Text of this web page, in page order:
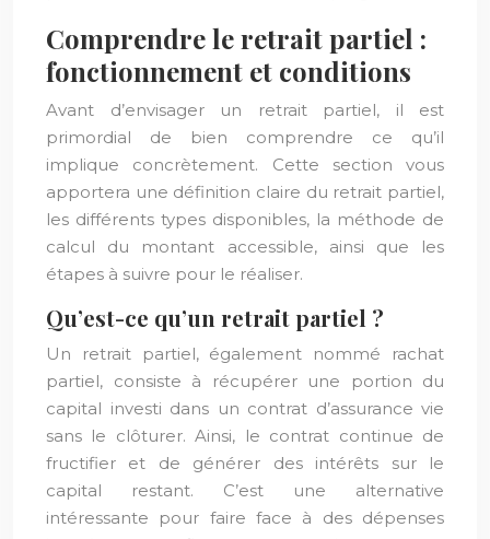
Comprendre le retrait partiel :
fonctionnement et conditions
Avant d’envisager un retrait partiel, il est
primordial de bien comprendre ce qu’il
implique concrètement. Cette section vous
apportera une définition claire du retrait partiel,
les différents types disponibles, la méthode de
calcul du montant accessible, ainsi que les
étapes à suivre pour le réaliser.
Qu’est-ce qu’un retrait partiel ?
Un retrait partiel, également nommé rachat
partiel, consiste à récupérer une portion du
capital investi dans un contrat d’assurance vie
sans le clôturer. Ainsi, le contrat continue de
fructifier et de générer des intérêts sur le
capital restant. C’est une alternative
intéressante pour faire face à des dépenses